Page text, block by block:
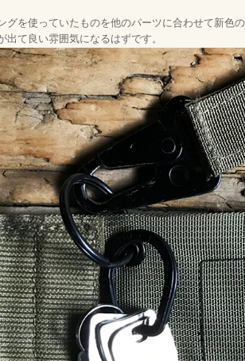
グを使っていたものを他のパーツに合わせて新色
て良い雰囲気になるはずです。